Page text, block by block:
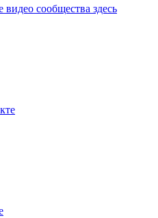
сообщества здесь